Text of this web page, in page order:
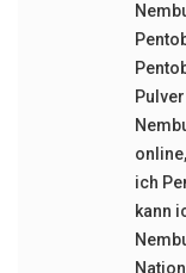
online,
ich
kann